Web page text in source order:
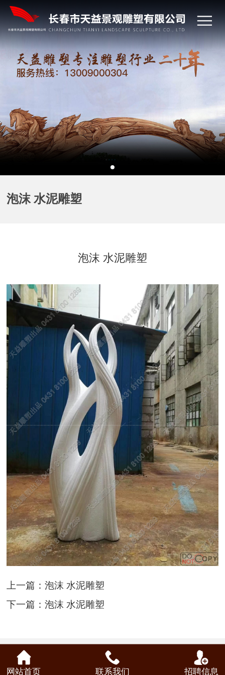
泡沫 水泥雕塑
泡沫 水泥雕塑
上一篇：泡沫 水泥雕塑
下一篇：泡沫 水泥雕塑
网站首页 联系我们 招聘信息